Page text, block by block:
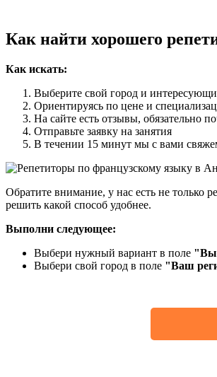
Как найти хорошего
Как искать:
Выберите свой город и
Ориентируясь по цене и
На сайте есть отзывы, обязательно
Отправьте заявку на занятия
В течении 15 минут мы с вами
Обратите внимание, у нас есть не
решить какой способ удобнее.
Выполни следующее:
Выбери нужный вариант в поле
Выбери свой город в поле "Ваш